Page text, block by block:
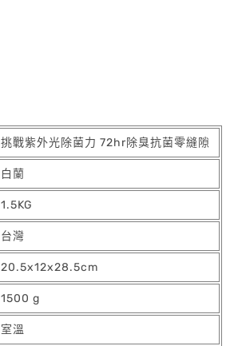
挑戰紫外光除菌力 72hr除臭抗菌零縫隙
白蘭
1.5KG
台灣
20.5x12x28.5cm
1500 g
室溫